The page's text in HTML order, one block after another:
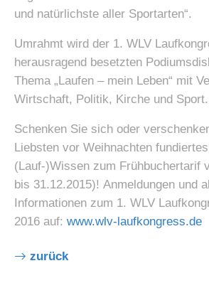
und natürlichste aller Sportarten“.
Umrahmt wird der 1. WLV
herausragend besetzten
Thema „Laufen – mein Leben“ mit
Wirtschaft, Politik, Kirche und Sport.
Schenken Sie sich oder
Liebsten vor Weihnachten
(Lauf-)Wissen zum Frühbuchertarif
bis 31.12.2015)! Anmeldungen und
Informationen zum 1. WLV
2016 auf: www.wlv-laufkongress.de
zurück